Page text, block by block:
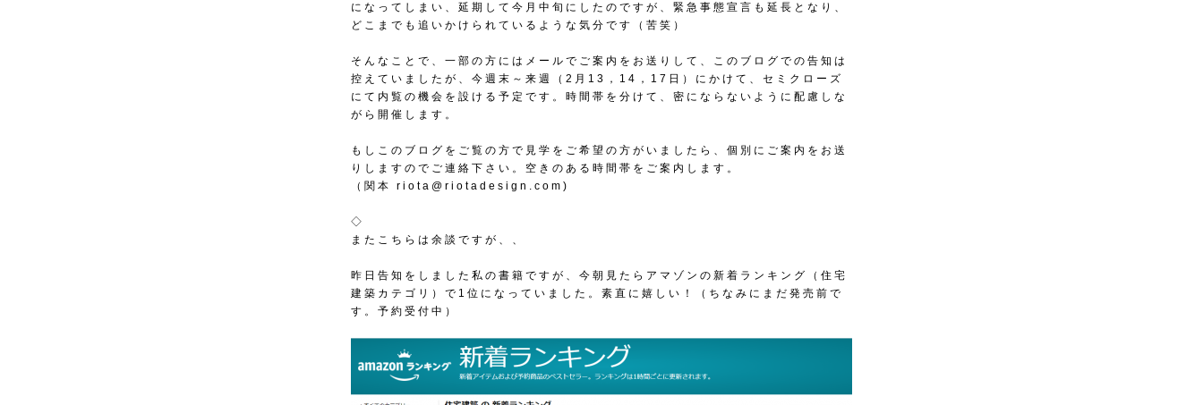
になってしまい、延期して今月中旬にしたのですが、緊急事態宣言も延長となり、
どこまでも追いかけられているような気分です（苦笑）
そんなことで、一部の方にはメールでご案内をお送りして、このブログでの告知は
控えていましたが、今週末～来週（2月13，14，17日）にかけて、セミクローズ
にて内覧の機会を設ける予定です。時間帯を分けて、密にならないように配慮しな
がら開催します。
もしこのブログをご覧の方で見学をご希望の方がいましたら、個別にご案内をお送
りしますのでご連絡下さい。空きのある時間帯をご案内します。
（関本 riota@riotadesign.com)
◇
またこちらは余談ですが、、
昨日告知をしました私の書籍ですが、今朝見たらアマゾンの新着ランキング（住宅
建築カテゴリ）で1位になっていました。素直に嬉しい！（ちなみにまだ発売前で
す。予約受付中）